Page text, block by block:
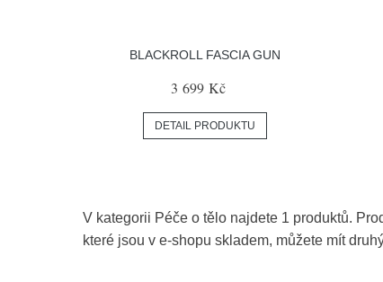
BLACKROLL FASCIA GUN
3 699 Kč
DETAIL PRODUKTU
V kategorii Péče o tělo najdete 1 produktů.
které jsou v e-shopu skladem, můžete mít